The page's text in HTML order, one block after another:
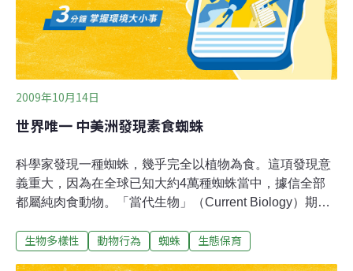
了解謎，她取得當時以極低頻（VLF）無線電接收器收集
的電離層測量值，結果發現蟾蜍兩次大遷徙的時期與VLF
突受干
2009年10月14日
世界唯一 中美洲發現素食蜘蛛
科學家發現一種蜘蛛，幾乎完全以植物為食。這項發現意
義重大，因為在全球已知大約4萬種蜘蛛當中，據信全部
都屬純肉食動物。「當代生物」（Current Biology）期刊
知唯一雄性會照顧子女的蜘蛛種類。這種在中美洲森林發
生物多樣性 動物行為 蜘蛛 生態保育